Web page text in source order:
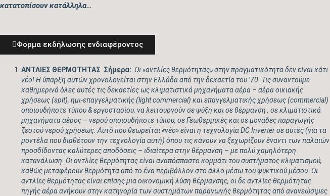
κατατοπίσουν κατάλληλα…
Φόρμα εκδήλωσης ενδιαφέροντος
ΑΝΤΛΙΕΣ ΘΕΡΜΟΤΗΤΑΣ Σήμερα: Οι «αντλίες θερμότητας» στην πραγματικότητα δεν είναι κάτι
νέο! Η ύπαρξη αυτών χρονολογείται στην Ελλάδα από την δεκαετία του ’70. Τις συναντούμε
καθημερινά όλες αυτές τις δεκαετίες ως κλιματιστικά μηχανήματα αέρα – αέρα οικιακής
χρήσεως (spit), ημι-επαγγελματικής (light commercial) και επαγγελματικής χρήσεως (commercial)
οποιουδήποτε τύπου & εργοστασίου, να λειτουργούν σε ψύξη και σε θέρμανση , σε κλιματιστικά
μηχανήματα αέρος – νερού οποιουδήποτε τύπου, σε Γεωθερμικές και σε μονάδες παραγωγής
ζεστού νερού χρήσεως. Αυτό που θεωρείται «νέο» είναι η τεχνολογίαDC Inverterσε αυτές (για τα
μοντέλα που διαθέτουν την τεχνολογία αυτή) όπου τις κάνουν να ξεχωρίζουν έναντι των παλαιών
προσδίδοντας καλύτερες αποδόσεις – ιδιαίτερα στην θέρμανση – με πολύ χαμηλότερη
κατανάλωση. Οι αντλίες θερμότητας είναι αναπόσπαστο κομμάτι του συστήματος κλιματισμού,
καθώς μεταφέρουν θερμότητα από το ένα περιβάλλον στο άλλο μέσω του ψυκτικού μέσου. Οι
αντλίες θερμότητας είναι επίσης μια οικονομική λύση θέρμανσης, οι δε αντλίες θερμότητας
πηγής αέρα ανήκουν στην κατηγορία των συστημάτων παραγωγής θερμότητας από ανανεώσιμες